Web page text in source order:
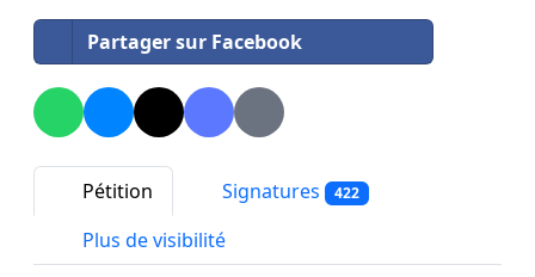
Partager sur Facebook
Pétition Signatures 422
Plus de visibilité